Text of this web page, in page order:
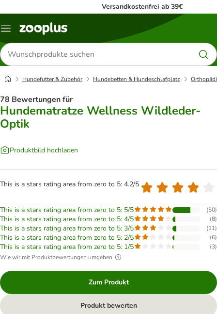
Versandkostenfrei ab 39€
Menü
Produkte
suchen
Hundefutter & Zubehör Hundebetten & Hundeschlafplatz
78 Bewertungen für
Hundematratze Wellness Wildleder-
Optik
Produktbild hochladen
This is a stars rating area from zero to 5: 4.2/5
This is a stars rating area from zero to 5: 5/5 (50)
This is a stars rating area from zero to 5: 4/5 (8)
This is a stars rating area from zero to 5: 3/5 (11)
This is a stars rating area from zero to 5: 2/5 (6)
This is a stars rating area from zero to 5: 1/5 (3)
Wie wir mit Produktbewertungen umgehen
Zum Produkt
Produkt bewerten